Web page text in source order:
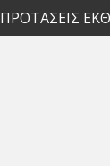
ΠΡΟΤΑΣΕΙΣ